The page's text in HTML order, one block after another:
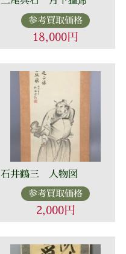
参考買取価格
18,000円
石井鶴三 人物図
参考買取価格
2,000円